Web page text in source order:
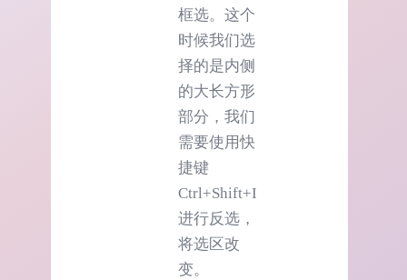
框选。这个
时候我们选
择的是内侧
的大长方形
部分，我们
需要使用快
捷键
Ctrl+Shift+I
进行反选，
将选区改
变。